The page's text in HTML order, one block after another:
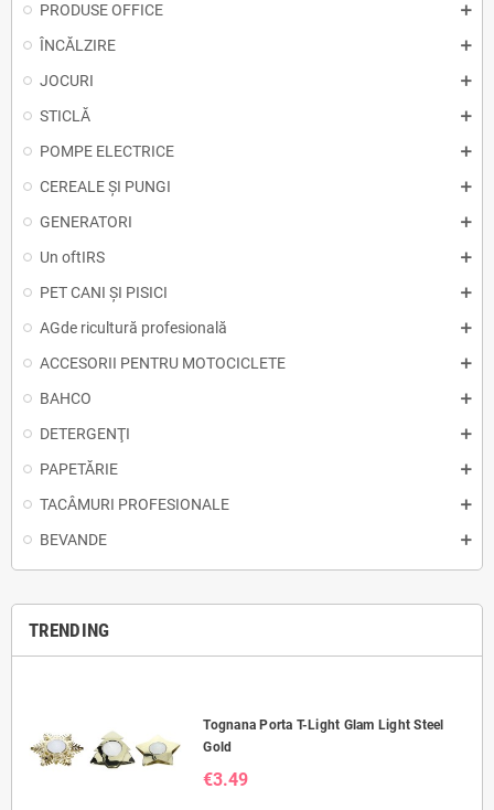
PRODUSE OFFICE
ÎNCĂLZIRE
JOCURI
STICLĂ
POMPE ELECTRICE
CEREALE ȘI PUNGI
GENERATORI
Un oftIRS
PET CANI ȘI PISICI
AGde ricultură profesională
ACCESORII PENTRU MOTOCICLETE
BAHCO
DETERGENŢI
PAPETĂRIE
TACÂMURI PROFESIONALE
BEVANDE
TRENDING
Tognana Porta T-Light Glam Light Steel
Gold
€3.49